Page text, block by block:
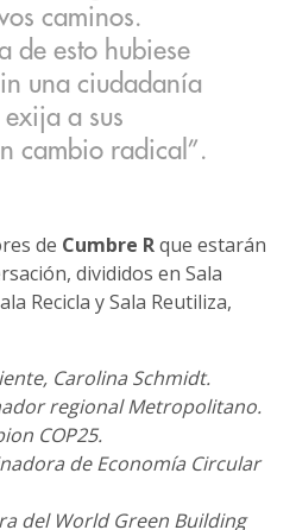
caminos.
de esto hubiese
una ciudadanía
a sus
cambio radical”.
de Cumbre Rque estarán
divididos en Sala
Recicla y Sala Reutiliza,
Carolina Schmidt.
regional Metropolitano.
COP25.
de Economía Circular
del World Green Building